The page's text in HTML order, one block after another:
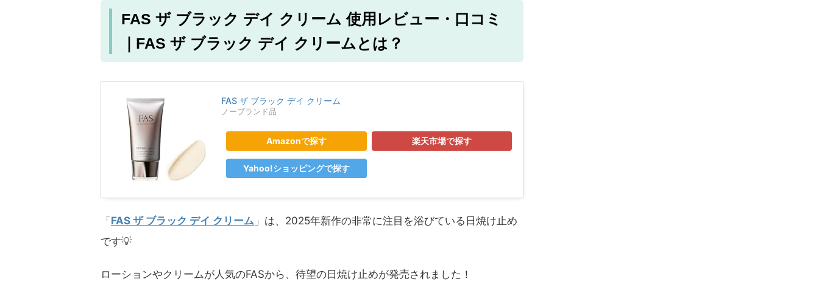
FAS ザ ブラック デイ クリーム 使用レビュー・口コミ
｜FAS ザ ブラック デイ クリームとは？
FAS ザ ブラック デイ クリーム
ノーブランド品
Amazonで探す 楽天市場で探す
Yahoo!ショッピングで探す
「 FAS ザ ブラック デイ クリーム 」は、2025年新作の非常に注目を浴びている日焼け止め
です💡
ローションやクリームが人気のFASから、待望の日焼け止めが発売されました！